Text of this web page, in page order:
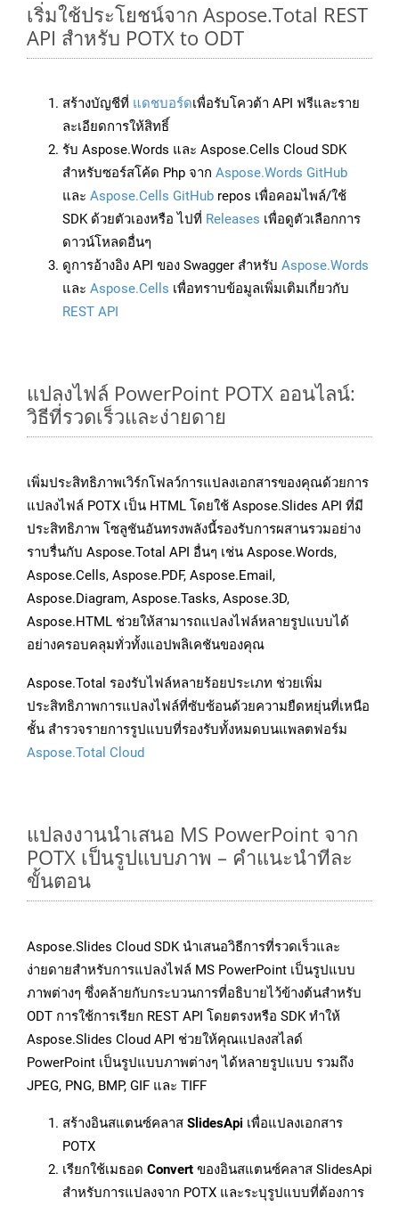
เริ่มใช้ประโยชน์จาก Aspose.Total REST
API สำหรับ POTX to ODT
สร้างบัญชีที่ แดชบอร์ดเพื่อรับโควต้า API ฟรีและราย
ละเอียดการให้สิทธิ์
รับ Aspose.Words และ Aspose.Cells Cloud SDK
สำหรับซอร์สโค้ด Php จาก Aspose.Words GitHub
และ Aspose.Cells GitHub repos เพื่อคอมไพล์/ใช้
SDK ด้วยตัวเองหรือ ไปที่ Releases เพื่อดูตัวเลือกการ
ดาวน์โหลดอื่นๆ
ดูการอ้างอิง API ของ Swagger สำหรับ Aspose.Words
และ Aspose.Cells เพื่อทราบข้อมูลเพิ่มเติมเกี่ยวกับ
REST API
แปลงไฟล์ PowerPoint POTX ออนไลน์:
วิธีที่รวดเร็วและง่ายดาย
เพิ่มประสิทธิภาพเวิร์กโฟลว์การแปลงเอกสารของคุณด้วยการ
แปลงไฟล์ POTX เป็น HTML โดยใช้ Aspose.Slides API ที่มี
ประสิทธิภาพ โซลูชันอันทรงพลังนี้รองรับการผสานรวมอย่าง
ราบรื่นกับ Aspose.Total API อื่นๆ เช่น Aspose.Words,
Aspose.Cells, Aspose.PDF, Aspose.Email,
Aspose.Diagram, Aspose.Tasks, Aspose.3D,
Aspose.HTML ช่วยให้สามารถแปลงไฟล์หลายรูปแบบได้
อย่างครอบคลุมทั่วทั้งแอปพลิเคชันของคุณ
Aspose.Total รองรับไฟล์หลายร้อยประเภท ช่วยเพิ่ม
ประสิทธิภาพการแปลงไฟล์ที่ซับซ้อนด้วยความยืดหยุ่นที่เหนือ
ชั้น สำรวจรายการรูปแบบที่รองรับทั้งหมดบนแพลตฟอร์ม
Aspose.Total Cloud
แปลงงานนำเสนอ MS PowerPoint จาก
POTX เป็นรูปแบบภาพ – คำแนะนำทีละ
ขั้นตอน
Aspose.Slides Cloud SDK นำเสนอวิธีการที่รวดเร็วและ
ง่ายดายสำหรับการแปลงไฟล์ MS PowerPoint เป็นรูปแบบ
ภาพต่างๆ ซึ่งคล้ายกับกระบวนการที่อธิบายไว้ข้างต้นสำหรับ
ODT การใช้การเรียก REST API โดยตรงหรือ SDK ทำให้
Aspose.Slides Cloud API ช่วยให้คุณแปลงสไลด์
PowerPoint เป็นรูปแบบภาพต่างๆ ได้หลายรูปแบบ รวมถึง
JPEG, PNG, BMP, GIF และ TIFF
สร้างอินสแตนซ์คลาส SlidesApi เพื่อแปลงเอกสาร
POTX
เรียกใช้เมธอด Convert ของอินสแตนซ์คลาส SlidesApi
สำหรับการแปลงจาก POTX และระบุรูปแบบที่ต้องการ